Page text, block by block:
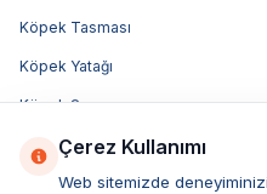
Köpek Tasması
Köpek Yatağı
Köpek Şampuanı
Bosch Köpek Maması
Felicia Köpek Maması
Çerez Kullanımı
Web sitemizde